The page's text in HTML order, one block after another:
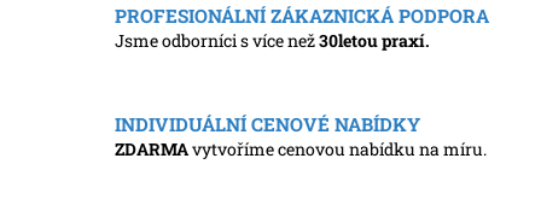
PROFESIONÁLNÍ ZÁKAZNICKÁ PODPORA
Jsme odborníci s více než30letou praxí.
INDIVIDUÁLNÍ CENOVÉ NABÍDKY
ZDARMAvytvoříme cenovou nabídku na míru.